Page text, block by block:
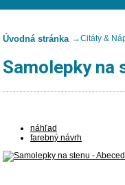
Úvodná stránka →Citáty &
Samolepky na
náhľad
farebný návrh